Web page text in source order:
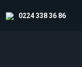
0224 338 36 86